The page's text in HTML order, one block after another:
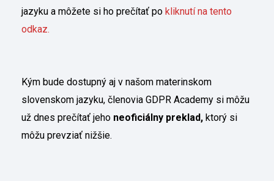
jazyku a môžete si ho prečítať po kliknutí na tento
odkaz.
Kým bude dostupný aj v našom materinskom
slovenskom jazyku, členovia GDPR Academy si môžu
už dnes prečítať jeho neoficiálny preklad, ktorý si
môžu prevziať nižšie.